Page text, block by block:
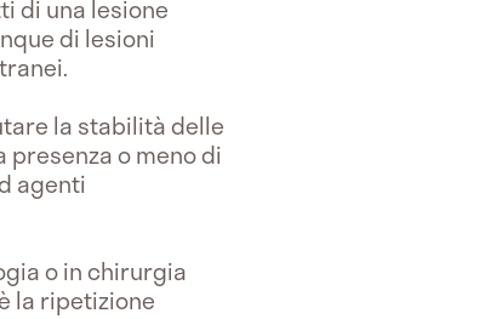
di una lesione
di lesioni
la stabilità delle
o meno di
agenti
o in chirurgia
la ripetizione